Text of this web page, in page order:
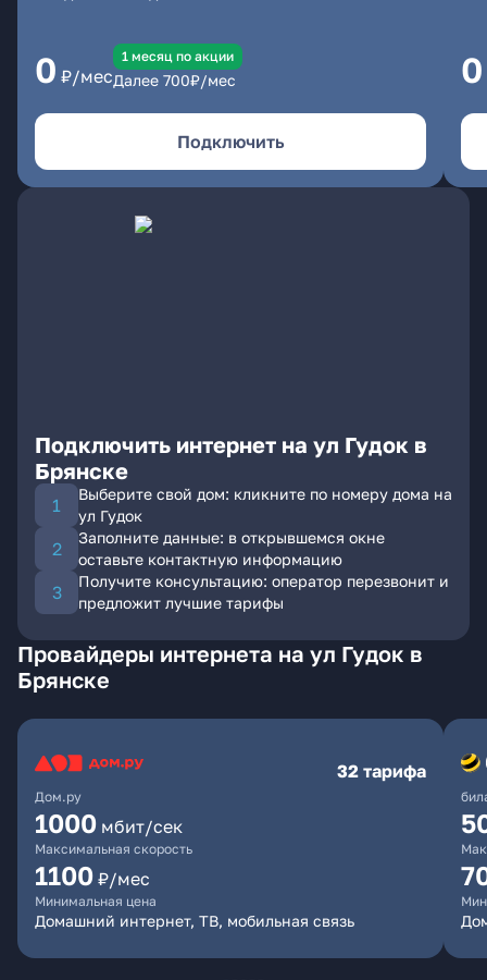
0 ₽/мес
1 месяц по акции
Далее 700₽/мес
Подключить
0
Подключить интернет на ул Гудок в
Брянске
Выберите свой дом: кликните по номеру дома на
ул Гудок
Заполните данные: в открывшемся окне
оставьте контактную информацию
Получите консультацию: оператор перезвонит и
предложит лучшие тарифы
Провайдеры интернета на ул Гудок в
Брянске
Дом.ру
32 тарифа
1000 мбит/сек
Максимальная скорость
1100 ₽/мес
Минимальная цена
Домашний интернет, ТВ, мобильная связь